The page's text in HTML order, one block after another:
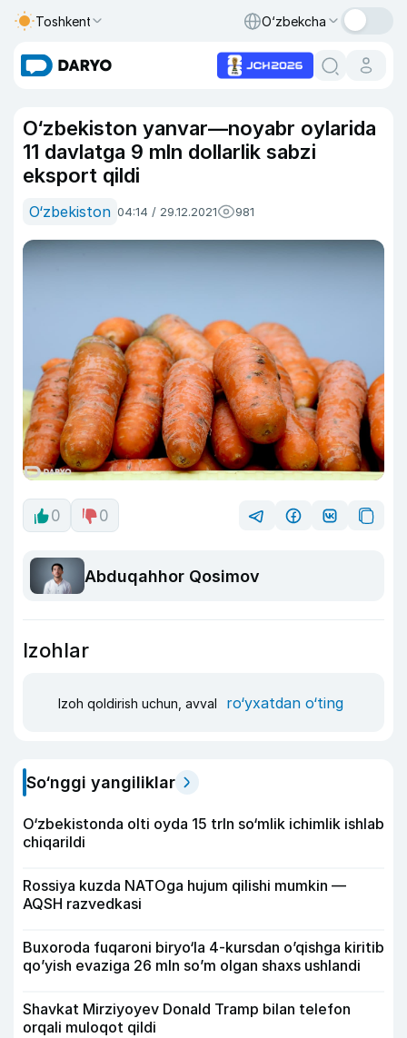
Toshkent O‘zbekcha
O‘zbekiston yanvar—noyabr oylarida
11 davlatga 9 mln dollarlik sabzi
eksport qildi
O‘zbekiston 04:14 / 29.12.2021 981
0 0
Abduqahhor Qosimov
Izohlar
Izoh qoldirish uchun, avval ro‘yxatdan o‘ting
So‘nggi yangiliklar
O‘zbekistonda olti oyda 15 trln so‘mlik ichimlik ishlab
chiqarildi
Rossiya kuzda NATOga hujum qilishi mumkin —
AQSH razvedkasi
Buxoroda fuqaroni biryo‘la 4-kursdan o’qishga kiritib
qo’yish evaziga 26 mln so’m olgan shaxs ushlandi
Shavkat Mirziyoyev Donald Tramp bilan telefon
orqali muloqot qildi